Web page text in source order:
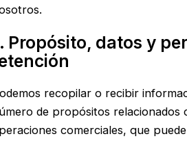
Propósito, datos y
recopilar o recibir
de propósitos relacionados
comerciales, que